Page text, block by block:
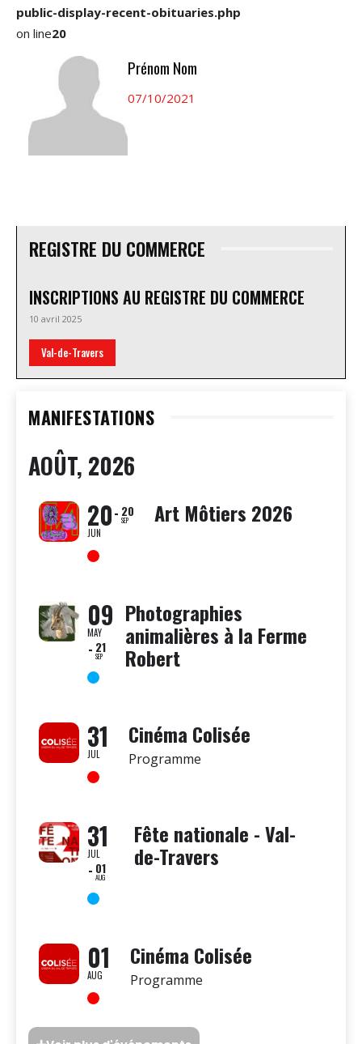
public-display-recent-obituaries.php
on line20
Prénom Nom
07/10/2021
REGISTRE DU COMMERCE
INSCRIPTIONS AU REGISTRE DU COMMERCE
10 avril 2025
Val-de-Travers
MANIFESTATIONS
AOÛT, 2026
20
JUN
20
SEP Art Môtiers 2026
09
MAY
21
SEP
Photographies
animalières à la Ferme
Robert
31
JUL
Cinéma Colisée
Programme
31
JUL
01
AUG
Fête nationale - Val-
de-Travers
01
AUG
Cinéma Colisée
Programme